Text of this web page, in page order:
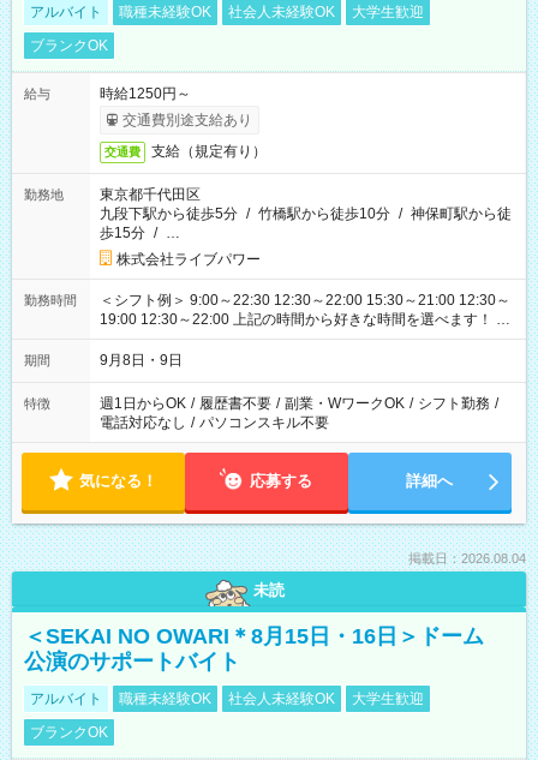
アルバイト 職種未経験OK 社会人未経験OK
大学生歓迎
ブランクOK
給与
時給1250円～
交通費別途支給あり
交通費 支給（規定有り）
勤務地
東京都千代田区
九段下駅から徒歩5分 / 竹橋駅から徒歩10分 / 神保町駅から徒
歩15分 / …
株式会社ライブパワー
勤務時間
＜シフト例＞ 9:00～22:30 12:30～22:00 15:30～21:00 12:30～
19:00 12:30～22:00 上記の時間から好きな時間を選べます！ ※
時間は変更となる可能性があります
期間 9月8日・9日
特徴 週1日からOK / 履歴書不要 / 副業・WワークOK / シフト勤務 /
電話対応なし / パソコンスキル不要
気になる！ 応募する 詳細へ
掲載日：2026.08.04
未読
＜SEKAI NO OWARI＊8月15日・16日＞ドーム
公演のサポートバイト
アルバイト 職種未経験OK 社会人未経験OK
大学生歓迎
ブランクOK